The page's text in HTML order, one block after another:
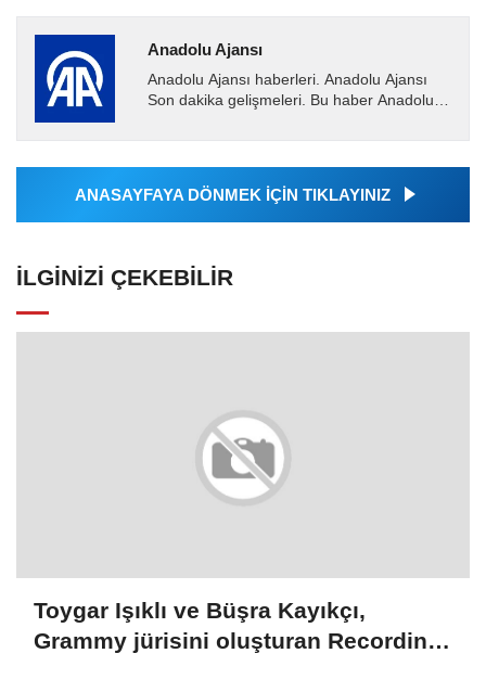
Anadolu Ajansı
Anadolu Ajansı haberleri. Anadolu Ajansı
Son dakika gelişmeleri. Bu haber Anadolu
Ajansı tarafından...
ANASAYFAYA DÖNMEK İÇİN TIKLAYINIZ
İLGINIZI ÇEKEBILIR
Toygar Işıklı ve Büşra Kayıkçı,
Grammy jürisini oluşturan Recording